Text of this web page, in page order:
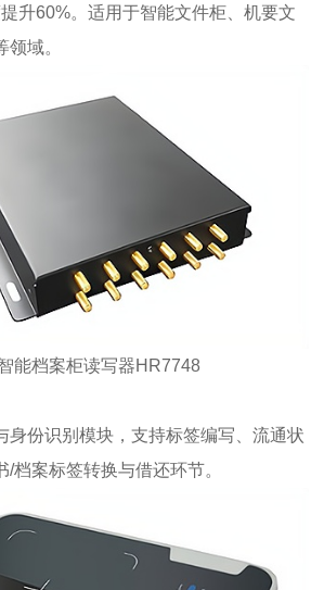
升60%。适用于智能文件柜、机要文
域。
能档案柜读写器HR7748
身份识别模块，支持标签编写、流通状
档案标签转换与借还环节。